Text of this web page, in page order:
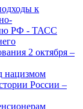
к
РФ - ТАСС
2 октября –
нацизмом
России –